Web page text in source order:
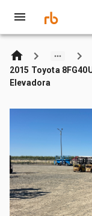
2015 Toyota
Elevadora